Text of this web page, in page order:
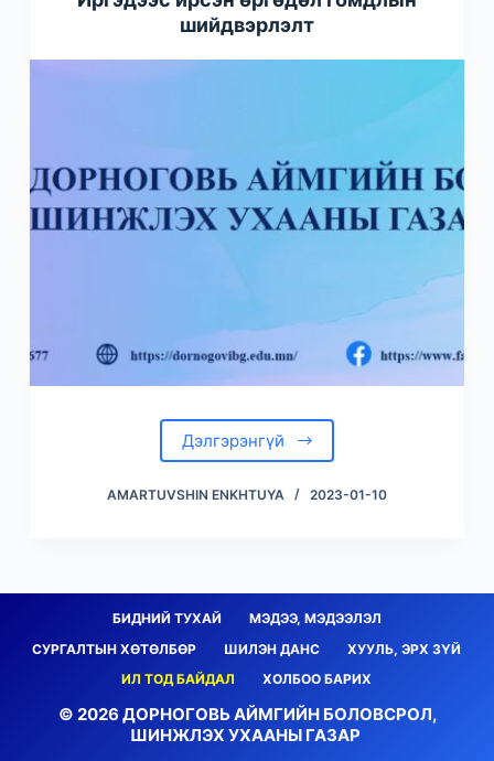
шийдвэрлэлт
Дэлгэрэнгүй
AMARTUVSHIN ENKHTUYA 2023-01-10
БИДНИЙ ТУХАЙ
МЭДЭЭ, МЭДЭЭЛЭЛ
СУРГАЛТЫН ХӨТӨЛБӨР
ШИЛЭН ДАНС
ХУУЛЬ, ЭРХ ЗҮЙ
ИЛ ТОД БАЙДАЛ
ХОЛБОО БАРИХ
© 2026 ДОРНОГОВЬ АЙМГИЙН БОЛОВСРОЛ,
ШИНЖЛЭХ УХААНЫ ГАЗАР